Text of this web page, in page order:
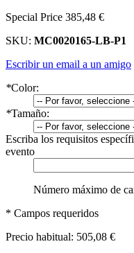
Special Price 385,48 €
SKU: MC0020165-LB-P1
Escribir un email a un amigo
*Color:
*Tamaño:
Escriba los requisitos
evento
Número máximo de
* Campos requeridos
Precio habitual: 505,08 €